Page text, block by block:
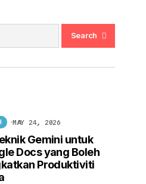
Search
Gemini untuk
Docs yang Boleh
Produktiviti
MAY 24, 2026